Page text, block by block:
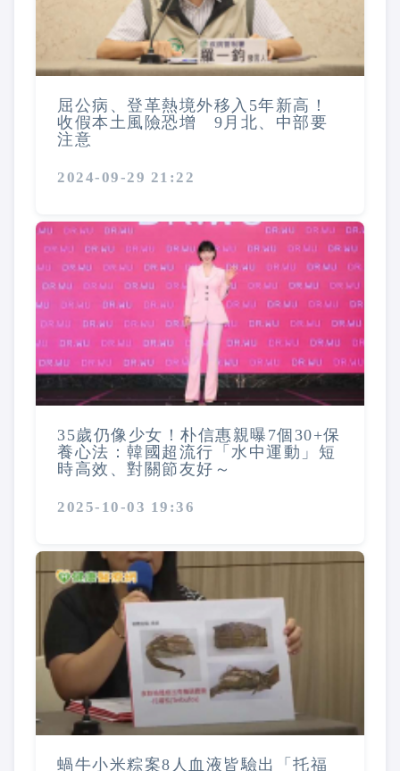
屈公病、登革熱境外移入5年新高！
收假本土風險恐增 9月北、中部要
注意
2024-09-29 21:22
35歲仍像少女！朴信惠親曝7個30+保
養心法：韓國超流行「水中運動」短
時高效、對關節友好～
2025-10-03 19:36
蝸牛小米粽案8人血液皆驗出「托福